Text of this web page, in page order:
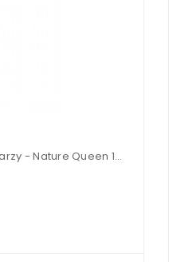
Łagodzący żel do mycia twarzy - Nature Queen 150 ml